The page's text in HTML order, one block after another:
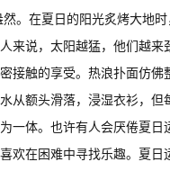
。在夏日的阳光炙烤大地
来说，太阳越猛，他们越
接触的享受。热浪扑面仿
从额头滑落，浸湿衣衫，
一体。也许有人会厌倦夏
欢在困难中寻找乐趣。夏日